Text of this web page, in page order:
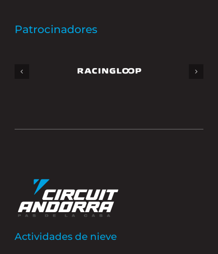
Patrocinadores
Actividades de nieve